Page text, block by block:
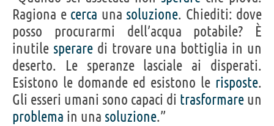
Ragiona e cerca una soluzione. Chiediti: dove
posso procurarmi dell’acqua potabile? È
inutile speraredi trovare una bottiglia in un
deserto. Le speranze lasciale ai disperati.
Esistono le domande ed esistono le risposte.
Gli esseri umani sono capaci di trasformare un
problema in una soluzione.”